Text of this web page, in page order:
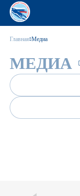
Главная Медиа
МЕДИА